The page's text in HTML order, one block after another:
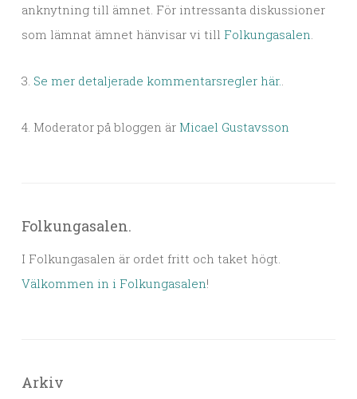
anknytning till ämnet. För intressanta diskussioner
som lämnat ämnet hänvisar vi till Folkungasalen.
3. Se mer detaljerade kommentarsregler här..
4. Moderator på bloggen är Micael Gustavsson
Folkungasalen.
I Folkungasalen är ordet fritt och taket högt.
Välkommen in i Folkungasalen!
Arkiv